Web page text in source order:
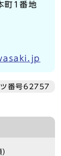
町1番地
ツ番号62757